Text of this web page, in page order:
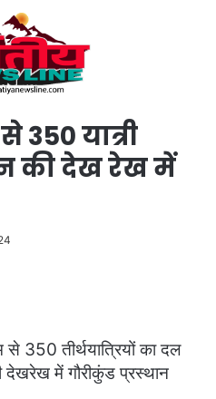
350 यात्री
की देख रेख में
से 350 तीर्थयात्रियों का दल
देखरेख में गौरीकुंड प्रस्थान